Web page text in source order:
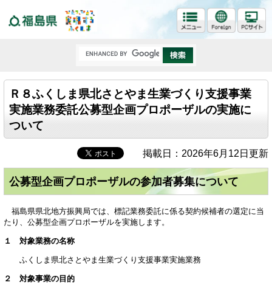
Ｒ８ふくしま県北さとやま生業づくり支援事業
実施業務委託公募型企画プロポーザルの実施に
ついて
掲載日：2026年6月12日更新
公募型企画プロポーザルの参加者募集について
福島県県北地方振興局では、標記業務委託に係る契約候補者の選定に当
たり、公募型企画プロポーザルを実施します。
１ 対象業務の名称
ふくしま県北さとやま生業づくり支援事業実施業務
２ 対象事業の目的